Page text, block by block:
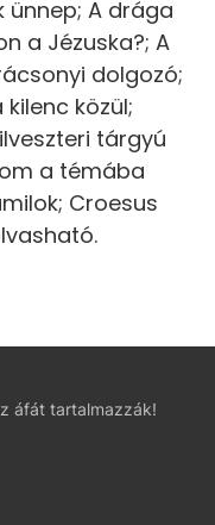
ünnep; A drága
a Jézuska?; A
dolgozó;
közül;
tárgyú
a témába
Croesus
áfát tartalmazzák!